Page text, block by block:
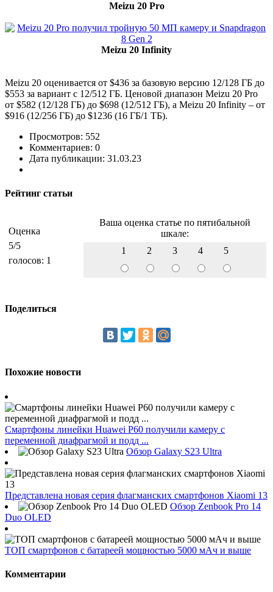
Meizu 20 Pro
Meizu 20 Infinity
Meizu 20 оценивается от $436 за базовую версию 12/128 ГБ до
$553 за вариант с 12/512 ГБ. Ценовой диапазон Meizu 20 Pro
от $582 (12/128 ГБ) до $698 (12/512 ГБ), а Meizu 20 Infinity – от
$916 (12/256 ГБ) до $1236 (16 ГБ/1 ТБ).
Просмотров: 552
Комментариев: 0
Дата публикации: 31.03.23
Рейтинг статьи
Оценка
5/5
голосов: 1
Ваша оценка статье по пятибальной
шкале:
1
2 3 4 5
Поделиться
Похожие новости
Смартфоны линейки Huawei P60 получили камеру с
переменной диафрагмой и подд ...
Обзор Galaxy S23 Ultra
Представлена новая серия флагманских смартфонов Xiaomi 13
Обзор Zenbook Pro 14
Duo OLED
ТОП смартфонов с батареей мощностью 5000 мАч и выше
Комментарии